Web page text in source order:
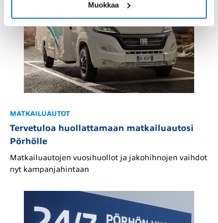
Muokkaa
MATKAILUAUTOT
Tervetuloa huollattamaan matkailuautosi
Pörhölle
Matkailuautojen vuosihuollot ja jakohihnojen vaihdot
nyt kampanjahintaan